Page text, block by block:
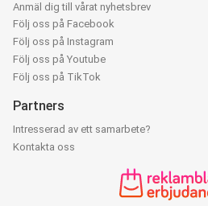
Anmäl dig till vårat nyhetsbrev
Följ oss på Facebook
Följ oss på Instagram
Följ oss på Youtube
Följ oss på TikTok
Partners
Intresserad av ett samarbete?
Kontakta oss